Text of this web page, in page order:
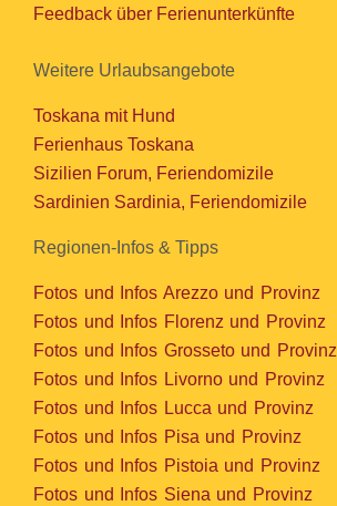
Feedback über Ferienunterkünfte
Weitere Urlaubsangebote
Toskana mit Hund
Ferienhaus Toskana
Sizilien Forum, Feriendomizile
Sardinien Sardinia, Feriendomizile
Regionen-Infos & Tipps
Fotos und Infos Arezzo und Provinz
Fotos und Infos Florenz und Provinz
Fotos und Infos Grosseto und Provinz
Fotos und Infos Livorno und Provinz
Fotos und Infos Lucca und Provinz
Fotos und Infos Pisa und Provinz
Fotos und Infos Pistoia und Provinz
Fotos und Infos Siena und Provinz